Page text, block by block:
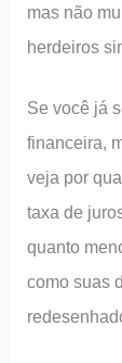
mas não
herdeiros
Se você já
financeira,
veja por
taxa de
quanto
como suas